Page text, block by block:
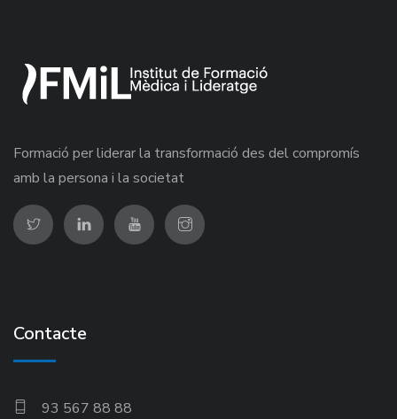
Formació per liderar la transformació des del compromís
amb la persona i la societat
Contacte
93 567 88 88